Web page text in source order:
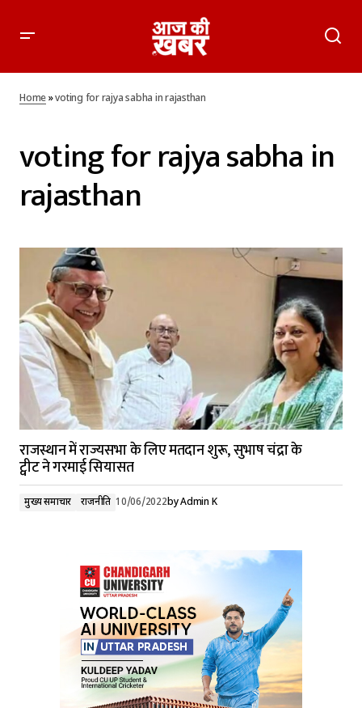
Home»voting for rajya sabha in rajasthan
voting for rajya sabha in
rajasthan
राजस्थान में राज्यसभा के लिए मतदान शुरू, सुभाष चंद्रा के
ट्वीट ने गरमाई सियासत
मुख्य समाचार राजनीति 10/06/2022byAdmin K